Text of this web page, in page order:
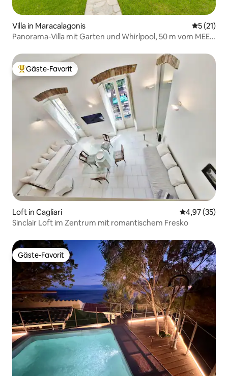
Villa in Maracalagonis
5 (21)
Panorama-Villa mit Garten und Whirlpool, 50 m vom MEER
Beliebter Gäste-Favorit.
Gäste-Favorit
Loft in Cagliari
4,97 (35)
Sinclair Loft im Zentrum mit romantischem Fresko
Gäste-Favorit
Gäste-Favorit